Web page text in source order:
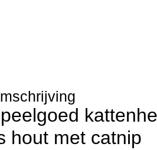
hout met catnip